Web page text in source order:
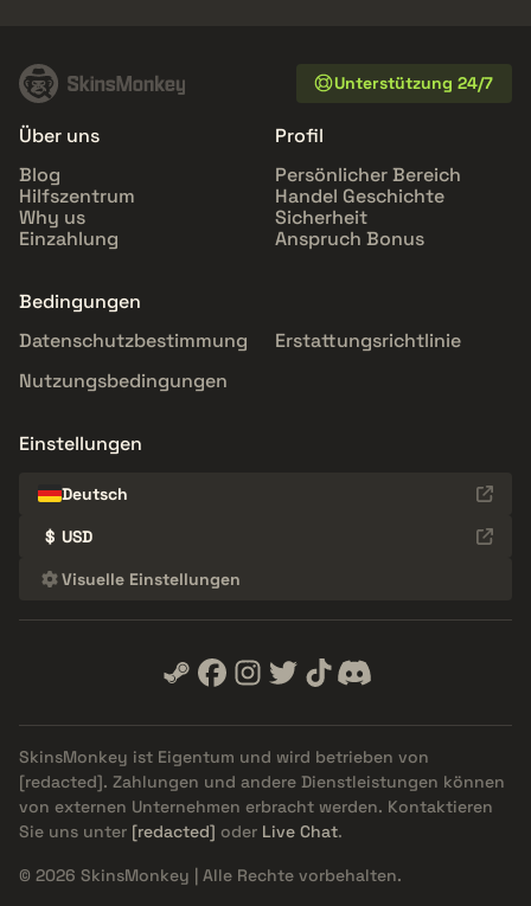
Unterstützung 24/7
Über uns
Blog
Hilfszentrum
Why us
Einzahlung
Profil
Persönlicher Bereich
Handel Geschichte
Sicherheit
Anspruch Bonus
Bedingungen
Datenschutzbestimmung
Erstattungsrichtlinie
Nutzungsbedingungen
Einstellungen
Deutsch
$ USD
Visuelle Einstellungen
SkinsMonkey ist Eigentum und wird betrieben von
[redacted]. Zahlungen und andere Dienstleistungen können
von externen Unternehmen erbracht werden. Kontaktieren
Sie uns unter [redacted] oder Live Chat.
© 2026 SkinsMonkey | Alle Rechte vorbehalten.